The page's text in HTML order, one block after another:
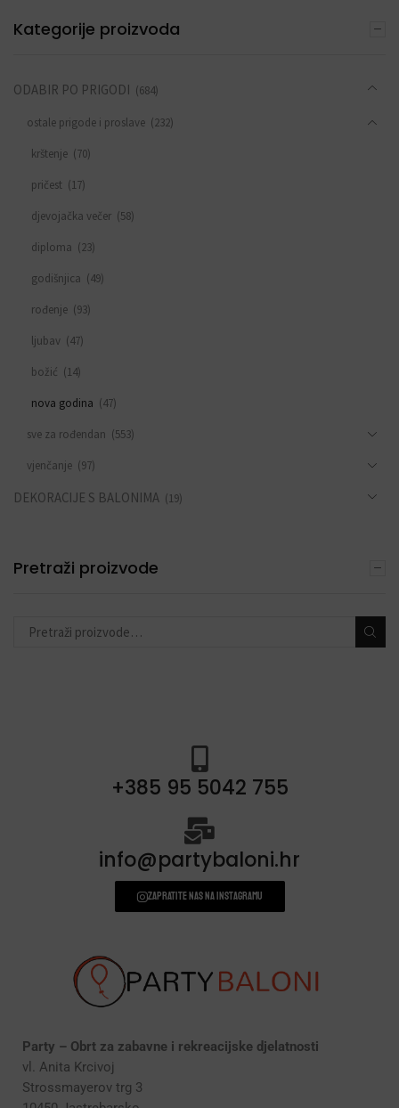
Kategorije proizvoda
ODABIR PO PRIGODI (684)
ostale prigode i proslave (232)
krštenje (70)
pričest (17)
djevojačka večer (58)
diploma (23)
godišnjica (49)
rođenje (93)
ljubav (47)
božić (14)
nova godina (47)
sve za rođendan (553)
vjenčanje (97)
DEKORACIJE S BALONIMA (19)
DODACI ZA PROSLAVE (190)
ODABIR PO TEMI (377)
Pretraži proizvode
+385 95 5042 755
info@partybaloni.hr
Zapratite nas na instagramu
Party – Obrt za zabavne i rekreacijske djelatnosti
vl. Anita Krcivoj
Strossmayerov trg 3